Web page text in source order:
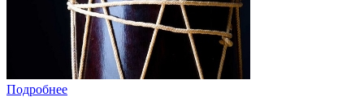
Подробнее